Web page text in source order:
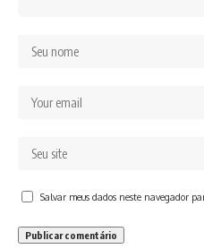
Salvar meus dados neste navegador